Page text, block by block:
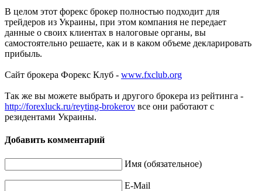
В целом этот форекс брокер полностью подходит для
трейдеров из Украины, при этом компания не передает
данные о своих клиентах в налоговые органы, вы
самостоятельно решаете, как и в каком объеме декларировать
прибыль.
Сайт брокера Форекс Клуб - www.fxclub.org
Так же вы можете выбрать и другого брокера из рейтинга -
http://forexluck.ru/reyting-brokerov все они работают с
резидентами Украины.
Добавить комментарий
Имя (обязательное)
E-Mail